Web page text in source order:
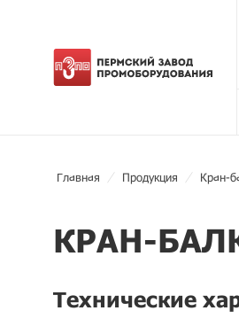
Главная Продукция Кран-
КРАН-
Технические